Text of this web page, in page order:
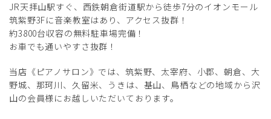
JR天拝山駅すぐ、西鉄朝倉街道駅から徒歩7分のイオンモール
筑紫野3Fに音楽教室はあり、アクセス抜群！
約3800台収容の無料駐車場完備！
お車でも通いやすさ抜群！
当店《ピアノサロン》では、筑紫野、太宰府、小郡、朝倉、大
野城、那珂川、久留米、うきは、基山、鳥栖などの地域から沢
山の会員様にお越しいただいております。